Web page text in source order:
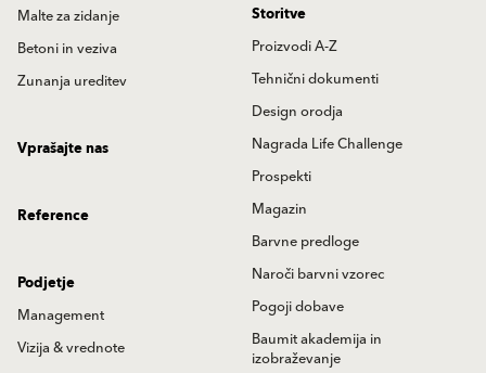
Malte za zidanje
Betoni in veziva
Zunanja ureditev
Storitve
Proizvodi A-Z
Tehnični dokumenti
Design orodja
Nagrada Life Challenge
Prospekti
Magazin
Barvne predloge
Naroči barvni vzorec
Pogoji dobave
Baumit akademija in
izobraževanje
Vprašajte nas
Reference
Podjetje
Management
Vizija & vrednote